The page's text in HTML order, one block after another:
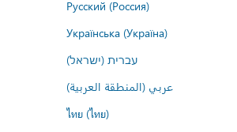
Русский (Россия)
Українська (Україна)
עברית (ישראל)
عربي (المنطقة العربية)
ไทย (ไทย)